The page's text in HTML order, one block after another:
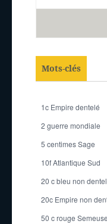
Mots-clés
1c Empire dentelé
2 guerre mondiale
5 centimes Sage
10f Atlantique Sud
20 c bleu non
20c Empire non
50 c rouge